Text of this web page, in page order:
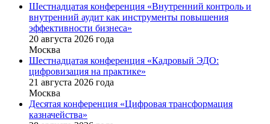
Шестнадцатая конференция «Внутренний контроль и
внутренний аудит как инструменты повышения
эффективности бизнеса»
20 августа 2026 года
Москва
Шестнадцатая конференция «Кадровый ЭДО:
цифровизация на практике»
21 августа 2026 года
Москва
Десятая конференция «Цифровая трансформация
казначейства»